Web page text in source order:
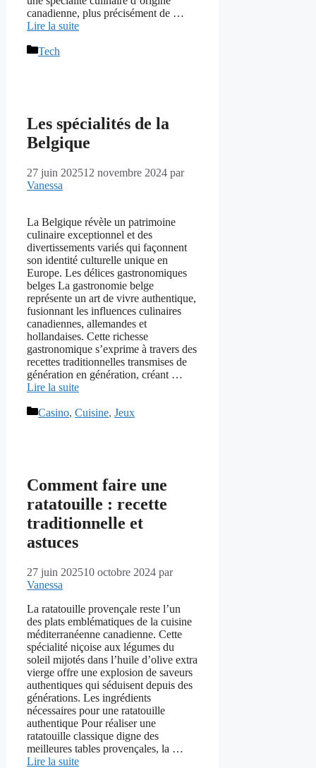
canadienne, plus précisément de …
Lire la suite
Catégories
Tech
Les spécialités de la
Belgique
27 juin 202512 novembre 2024 par
Vanessa
La Belgique révèle un patrimoine
culinaire exceptionnel et des
divertissements variés qui façonnent
son identité culturelle unique en
Europe. Les délices gastronomiques
belges La gastronomie belge
représente un art de vivre authentique,
fusionnant les influences culinaires
canadiennes, allemandes et
hollandaises. Cette richesse
gastronomique s’exprime à travers des
recettes traditionnelles transmises de
génération en génération, créant …
Lire la suite
Catégories
Casino, Cuisine, Jeux
Comment faire une
ratatouille : recette
traditionnelle et
astuces
27 juin 202510 octobre 2024 par
Vanessa
La ratatouille provençale reste l’un
des plats emblématiques de la cuisine
méditerranéenne canadienne. Cette
spécialité niçoise aux légumes du
soleil mijotés dans l’huile d’olive extra
vierge offre une explosion de saveurs
authentiques qui séduisent depuis des
générations. Les ingrédients
nécessaires pour une ratatouille
authentique Pour réaliser une
ratatouille classique digne des
meilleures tables provençales, la …
Lire la suite